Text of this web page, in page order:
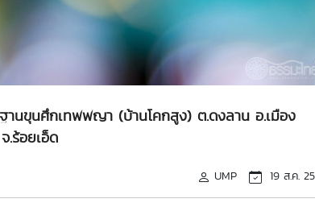
ฐานขุนศึกเทพพญา (บ้านโคกสูง) ต.ดงลาน อ.เมือง
จ.ร้อยเอ็ด
UMP 19 ส.ค.